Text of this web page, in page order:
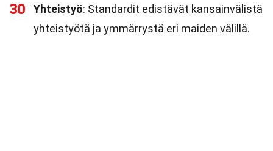
30 Yhteistyö: Standardit edistävät kansainvälistä
yhteistyötä ja ymmärrystä eri maiden välillä.